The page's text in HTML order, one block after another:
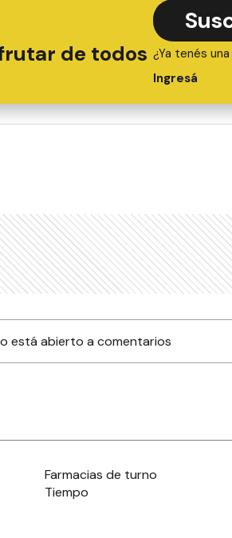
de todos ¿Ya tenés
Ingresá
está abierto a comentarios
Farmacias de turno
Tiempo